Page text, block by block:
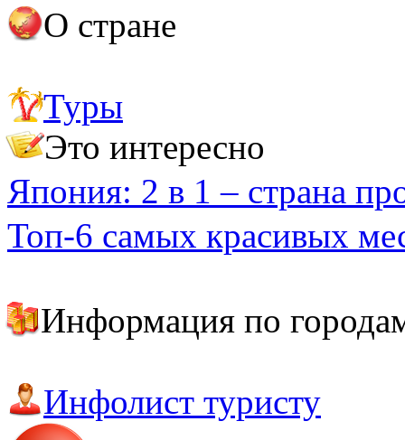
О стране
Важно знать
Полезные адреса и телефоны
Туры
Это интересно
Япония: 2 в 1 – страна
Топ-6 самых красивых
Информация по
Осака
Саппоро
Киото
Инфолист туристу